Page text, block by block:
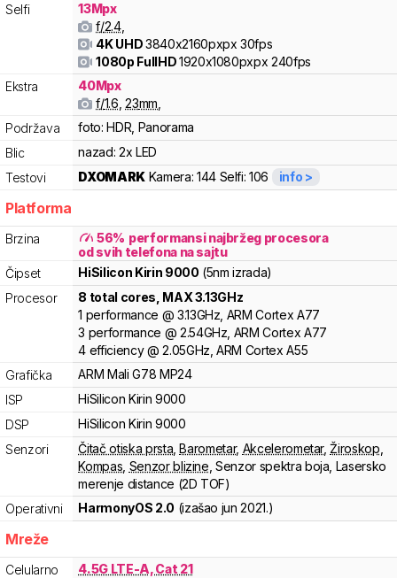
Selfi
13Mpx
f/2.4,
4K UHD3840x2160pxpx30fps
1080p FullHD1920x1080pxpx240fps
Ekstra
40Mpx
f/1.6 23mm
Podržava
foto: HDR, Panorama
Blic
nazad: 2x LED
Testovi
DXOMARK Kamera: 144 Selfi: 106 info >
Platforma
Brzina 56% performansi najbržeg procesora
od svih telefona na sajtu
Čipset
HiSilicon Kirin 9000 (5nm izrada)
Procesor
8 total cores , MAX3.13GHz
1 performance @ 3.13GHz, ARM Cortex A77
3 performance @ 2.54GHz, ARM Cortex A77
4 efficiency @ 2.05GHz,ARM Cortex A55
Grafička
ARM Mali G78 MP24
ISP
HiSilicon Kirin 9000
DSP
HiSilicon Kirin 9000
Senzori
Čitač otiska prsta ,Barometar, Akcelerometar,Žiroskop
Kompas Senzor blizine ,Senzor spektra boja Lasersko
merenje distance (2D TOF)
Operativni
HarmonyOS 2.0 (izašao jun 2021.)
Mreže
Celularno
4.5G LTE-A, Cat 21